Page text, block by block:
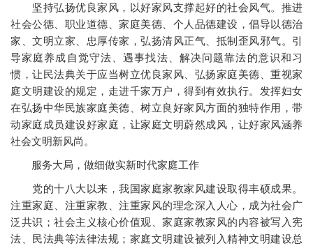
坚持弘扬优良家风，以好家风支撑起好的社会风气。推进
社会公德、职业道德、家庭美德、个人品德建设，倡导以德治
家、文明立家、忠厚传家，弘扬清风正气、抵制歪风邪气。引
导家庭养成自觉守法、遇事找法、解决问题靠法的意识和习
惯，让民法典关于应当树立优良家风、弘扬家庭美德、重视家
庭文明建设的规定，走进千家万户，得到有效执行。发挥妇女
在弘扬中华民族家庭美德、树立良好家风方面的独特作用，带
动家庭成员建设好家庭，让家庭文明蔚然成风，让好家风涵养
社会文明新风尚。
服务大局，做细做实新时代家庭工作
党的十八大以来，我国家庭家教家风建设取得丰硕成果。
注重家庭、注重家教、注重家风的理念深入人心，成为社会广
泛共识；社会主义核心价值观、家庭家教家风的内容被写入宪
法、民法典等法律法规；家庭文明建设被列入精神文明建设总